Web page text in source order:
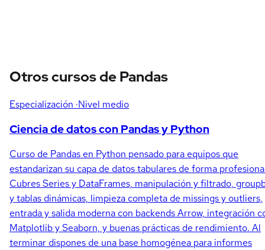
Otros cursos de Pandas
Especialización ·Nivel medio
Ciencia de datos con Pandas y Python
Curso de Pandas en Python pensado para equipos que
estandarizan su capa de datos tabulares de forma
Cubres Series y DataFrames, manipulación y filtrado,
y tablas dinámicas, limpieza completa de missings y outliers,
entrada y salida moderna con backends Arrow, integración
Matplotlib y Seaborn, y buenas prácticas de rendimiento. Al
terminar dispones de una base homogénea para informes